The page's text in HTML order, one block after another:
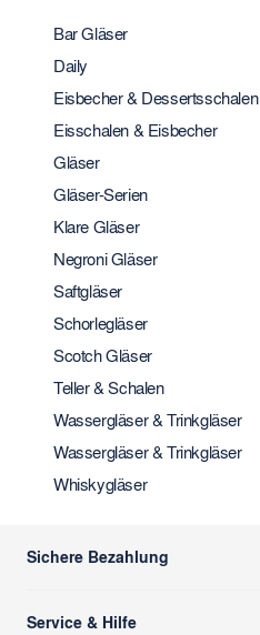
Bar Gläser
Daily
Eisbecher & Dessertsschalen
Eisschalen & Eisbecher
Gläser
Gläser-Serien
Klare Gläser
Negroni Gläser
Saftgläser
Schorlegläser
Scotch Gläser
Teller & Schalen
Wassergläser & Trinkgläser
Wassergläser & Trinkgläser
Whiskygläser
Sichere Bezahlung
Service & Hilfe